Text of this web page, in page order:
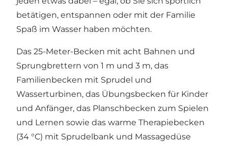
betätigen, entspannen oder mit der Familie
Spaß im Wasser haben möchten.
Das 25-Meter-Becken mit acht Bahnen und
Sprungbrettern von 1 m und 3 m, das
Familienbecken mit Sprudel und
Wasserturbinen, das Übungsbecken für Kinder
und Anfänger, das Planschbecken zum Spielen
und Lernen sowie das warme Therapiebecken
(34 °C) mit Sprudelbank und Massagedüse